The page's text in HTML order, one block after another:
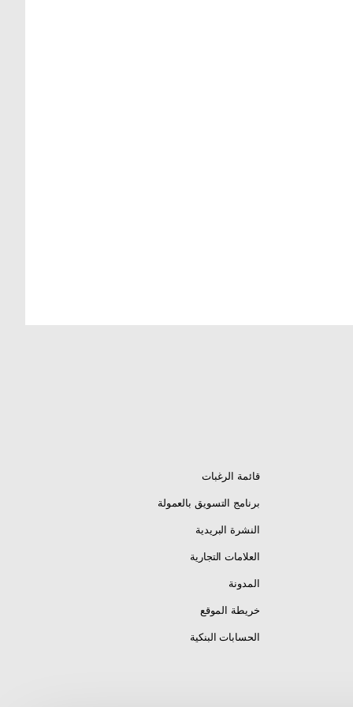
قائمة الرغبات
برنامج التسويق بالعمولة
النشرة البريدية
العلامات التجارية
المدونة
خريطة الموقع
الحسابات البنكية